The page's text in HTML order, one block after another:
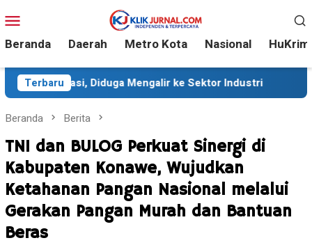
ke
kontenMobile
Beranda Daerah Metro Kota Nasional HuKrim
Terbaru
Mengalir ke Sektor Industri Sekitar 35 Ribu
Beranda Berita
TNI dan BULOG Perkuat Sinergi di
Kabupaten Konawe, Wujudkan
Ketahanan Pangan Nasional melalui
Gerakan Pangan Murah dan Bantuan
Beras